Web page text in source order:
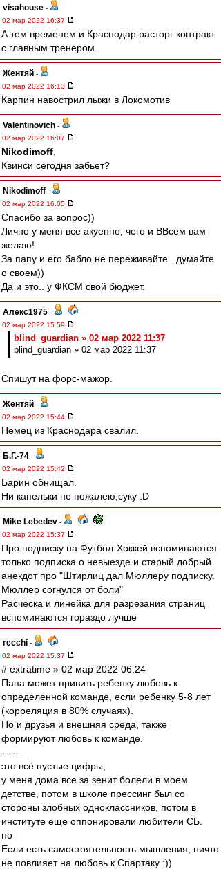
visahouse -
02 мар 2022 16:37
А тем временем и Краснодар расторг контракт
с главным тренером.
Жентяй -
02 мар 2022 16:13
Карпин навострил лыжи в Локомотив
Valentinovich -
02 мар 2022 16:07
Nikodimoff
Квинси сегодня забьет?
Nikodimoff -
02 мар 2022 16:05
Спасибо за вопрос))
Лично у меня все акуенно, чего и ВВсем вам
желаю!
За папу и его бабло не переживайте.. думайте
о своем))
Да и это.. у ФКСМ свой бюджет.
Алекс1975 -
02 мар 2022 15:59
blind_guardian » 02 мар 2022 11:37
blind_guardian » 02 мар 2022 11:37
Спишут на форс-мажор.
Жентяй -
02 мар 2022 15:44
Немец из Краснодара свалил.
Б.Г.-74 -
02 мар 2022 15:42
Барин обнищал.
Ни капельки не пожалею,суку :D
Mike Lebedev -
02 мар 2022 15:37
Про подписку на Футбол-Хоккей вспоминаются
только подписка о невыезде и старый добрый
анекдот про "Штирлиц дал Мюллеру подписку.
Мюллер согнулся от боли"
Расческа и линейка для разрезания страниц
вспоминаются гораздо лучше
recchi -
02 мар 2022 15:37
# extratime » 02 мар 2022 06:24
Папа может привить ребенку любовь к
определенной команде, если ребенку 5-8 лет
(корреляция в 80% случаях).
Но и друзья и внешняя среда, также
формируют любовь к команде.
-----
это всё пустые цифры,
у меня дома все за зенит болели в моем
детстве, потом в школе прессинг был со
стороны злобных одноклассников, потом в
институте еще оппонировали любители СБ.
но
Если есть самостоятельность мышления, ничто
не повлияет на любовь к Спартаку :))